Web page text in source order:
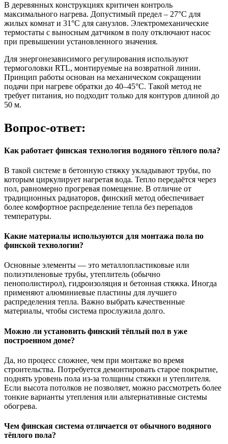
В деревянных конструкциях критичен контроль
максимального нагрева. Допустимый предел – 27°C для
жилых комнат и 31°C для санузлов. Электромеханические
термостаты с выносным датчиком в полу отключают насос
при превышении установленного значения.
Для энергонезависимого регулирования используют
термоголовки RTL, монтируемые на возвратной линии.
Принцип работы основан на механическом сокращении
подачи при нагреве обратки до 40–45°C. Такой метод не
требует питания, но подходит только для контуров длиной до
50 м.
Вопрос-ответ:
Как работает финская технология водяного тёплого пола?
В такой системе в бетонную стяжку укладывают трубы, по
которым циркулирует нагретая вода. Тепло передаётся через
пол, равномерно прогревая помещение. В отличие от
традиционных радиаторов, финский метод обеспечивает
более комфортное распределение тепла без перепадов
температуры.
Какие материалы используются для монтажа пола по
финской технологии?
Основные элементы — это металлопластиковые или
полиэтиленовые трубы, утеплитель (обычно
пенополистирол), гидроизоляция и бетонная стяжка. Иногда
применяют алюминиевые пластины для лучшего
распределения тепла. Важно выбрать качественные
материалы, чтобы система прослужила долго.
Можно ли установить финский тёплый пол в уже
построенном доме?
Да, но процесс сложнее, чем при монтаже во время
строительства. Потребуется демонтировать старое покрытие,
поднять уровень пола из-за толщины стяжки и утеплителя.
Если высота потолков не позволяет, можно рассмотреть более
тонкие варианты утепления или альтернативные системы
обогрева.
Чем финская система отличается от обычного водяного
тёплого пола?